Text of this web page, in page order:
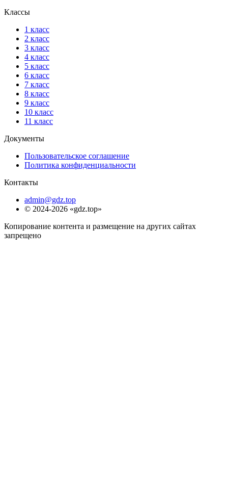
Классы
1 класс
2 класс
3 класс
4 класс
5 класс
6 класс
7 класс
8 класс
9 класс
10 класс
11 класс
Документы
Пользовательское соглашение
Политика конфиденциальности
Контакты
admin@gdz.top
© 2024-2026 «gdz.top»
Копирование контента и размещение на других сайтах
запрещено